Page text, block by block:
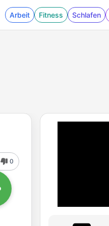
Arbeit Fitness Schlafen
0